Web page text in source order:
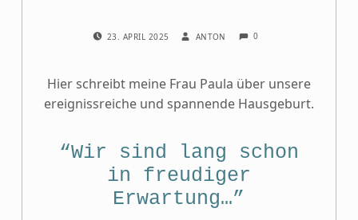
23. APRIL 2025 ANTON 0
Hier schreibt meine Frau Paula über unsere
ereignissreiche und spannende Hausgeburt.
“Wir sind lang schon
in freudiger
Erwartung…”